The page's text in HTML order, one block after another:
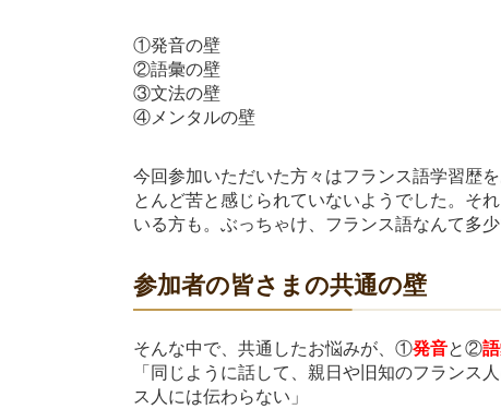
①発音の壁
②語彙の壁
③文法の壁
④メンタルの壁
今回参加いただいた方々はフランス語学習歴
とんど苦と感じられていないようでした。そ
いる方も。ぶっちゃけ、フランス語なんて多
参加者の皆さまの共通の壁
そんな中で、共通したお悩みが、①発音と②
「同じように話して、親日や旧知のフランス
ス人には伝わらない」